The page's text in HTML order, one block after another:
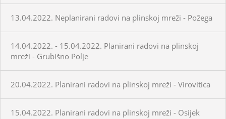
13.04.2022. Neplanirani radovi na plinskoj mreži - Požega
14.04.2022. - 15.04.2022. Planirani radovi na plinskoj
mreži - Grubišno Polje
20.04.2022. Planirani radovi na plinskoj mreži - Virovitica
15.04.2022. Planirani radovi na plinskoj mreži - Osijek